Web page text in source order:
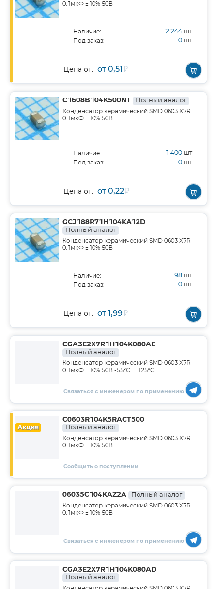
0.1мкФ ±10% 50В
Наличие: 2 244 шт
Под заказ: 0 шт
Цена от: от 0,51₽
C1608B104K500NT Полный аналог
Конденсатор керамический SMD 0603 X7R
0.1мкФ ±10% 50В
Наличие: 1 400 шт
Под заказ: 0 шт
Цена от: от 0,22₽
GCJ188R71H104KA12D
Полный аналог
Конденсатор керамический SMD 0603 X7R
0.1мкФ ±10% 50В
Наличие: 98 шт
Под заказ: 0 шт
Цена от: от 1,99₽
CGA3E2X7R1H104K080AE
Полный аналог
Конденсатор керамический SMD 0603 X7R
0.1мкФ ±10% 50В -55°C…+125°C
Связаться с инженером по применению
Акция
C0603R104K5RACT500
Полный аналог
Конденсатор керамический SMD 0603 X7R
0.1мкФ ±10% 50В
Сообщить о поступлении
06035C104KAZ2A Полный аналог
Конденсатор керамический SMD 0603 X7R
0.1мкФ ±10% 50В
Связаться с инженером по применению
CGA3E2X7R1H104K080AD
Полный аналог